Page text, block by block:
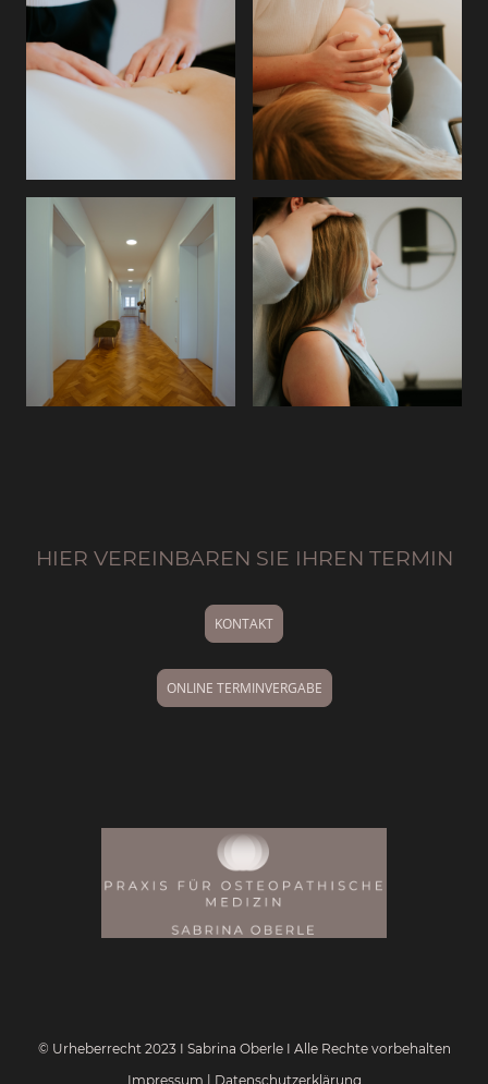
HIER VEREINBAREN SIE IHREN TERMIN
KONTAKT
ONLINE TERMINVERGABE
© Urheberrecht 2023 I Sabrina Oberle I Alle Rechte vorbehalten
Impressum
Datenschutzerklärung